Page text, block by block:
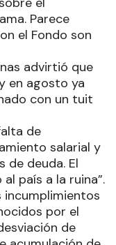
Parece
el Fondo son
advirtió que
en agosto ya
con un tuit
de
salarial y
de deuda. El
país a la ruina”.
incumplimientos
por el
de